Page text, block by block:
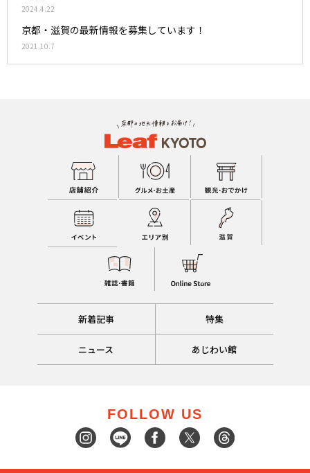
2024.4.22
京都・滋賀の最新情報を募集しています！
2021.10.7
新着記事 特集
ニュース あじわい館
FOLLOW US